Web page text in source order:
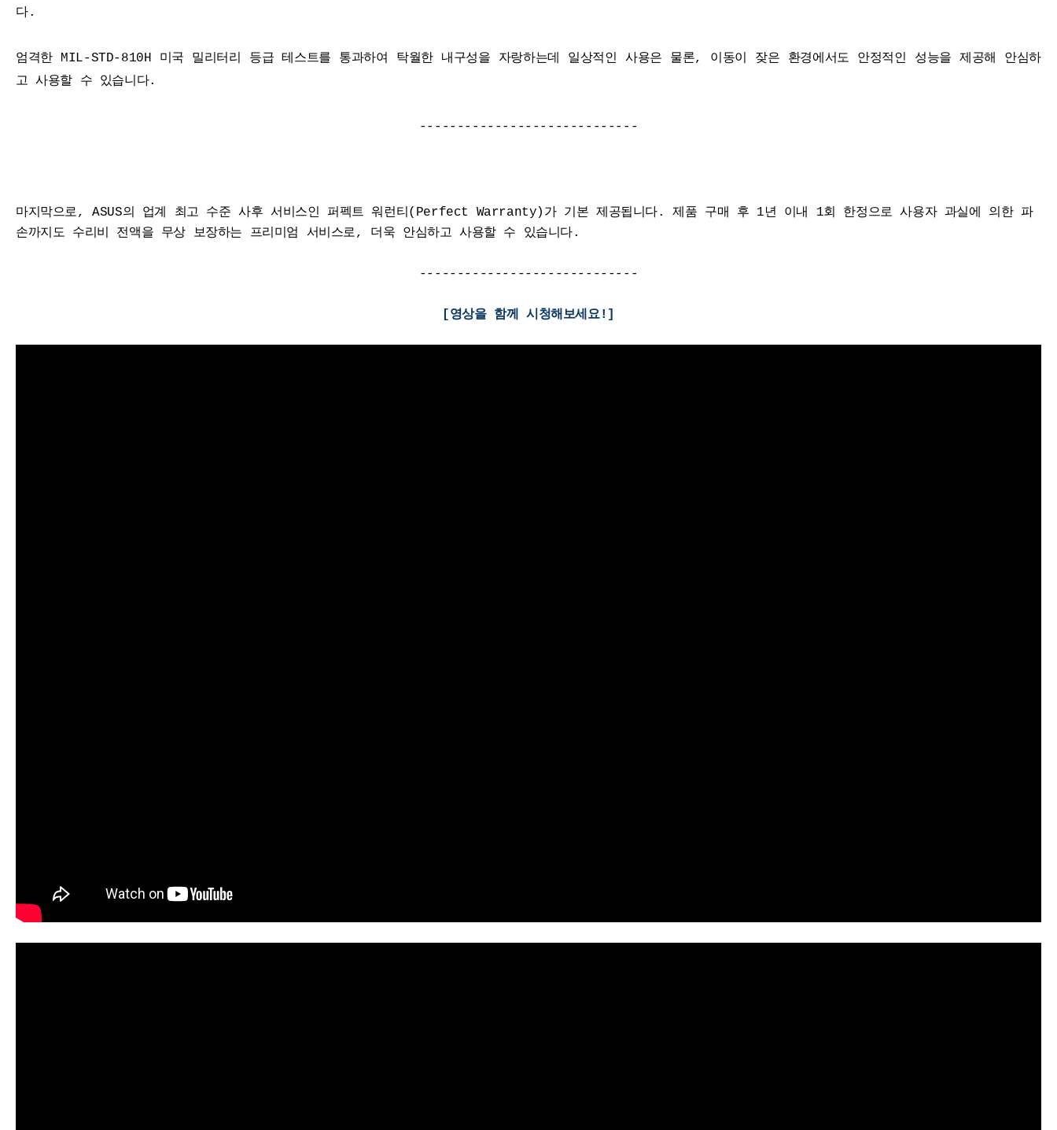
다.
엄격한 MIL-STD-810H 미국 밀리터리 등급 테스트를 통과하여 탁월한 내구성을 자랑하는데 일상적인 사용은 물론, 이동이 잦은 환경에서도 안정적인 성능을 제공해 안심하
고 사용할 수 있습니다.
-----------------------------
마지막으로, ASUS의 업계 최고 수준 사후 서비스인 퍼펙트 워런티(Perfect Warranty)가 기본 제공됩니다. 제품 구매 후 1년 이내 1회 한정으로 사용자 과실에 의한 파
손까지도 수리비 전액을 무상 보장하는 프리미엄 서비스로, 더욱 안심하고 사용할 수 있습니다.
-----------------------------
[영상을 함께 시청해보세요!]